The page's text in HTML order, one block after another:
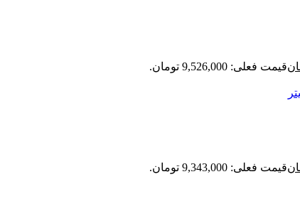
قیمت فعلی: 9,526,000 تومان.
قیمت فعلی: 9,343,000 تومان.